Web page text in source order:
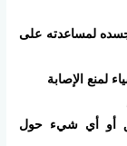
لمساعدته على
لمنع الإصابة
أو أي شيء حول